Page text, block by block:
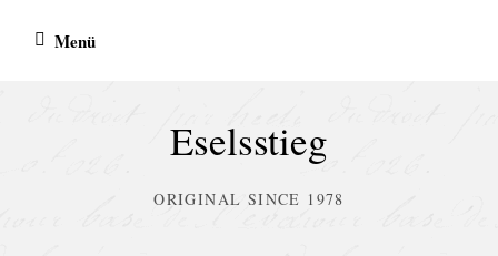
Inhalt Menü
Eselsstieg
ORIGINAL SINCE 1978